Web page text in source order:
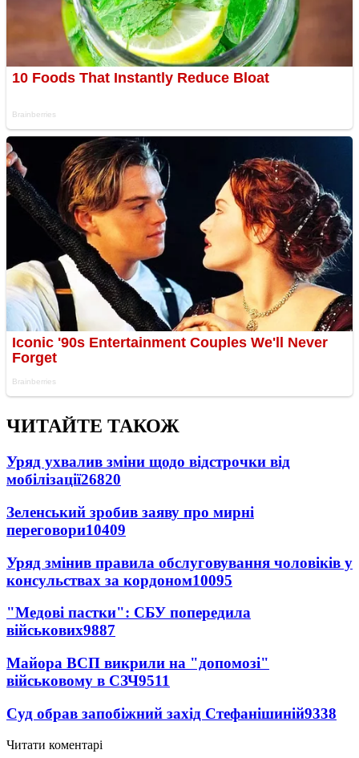
ЧИТАЙТЕ ТАКОЖ
Уряд ухвалив зміни щодо відстрочки від
мобілізації26820
Зеленський зробив заяву про мирні
переговори10409
Уряд змінив правила обслуговування чоловіків у
консульствах за кордоном10095
"Медові пастки": СБУ попередила
військових9887
Майора ВСП викрили на "допомозі"
військовому в СЗЧ9511
Суд обрав запобіжний захід Стефанішиній9338
Читати коментарі